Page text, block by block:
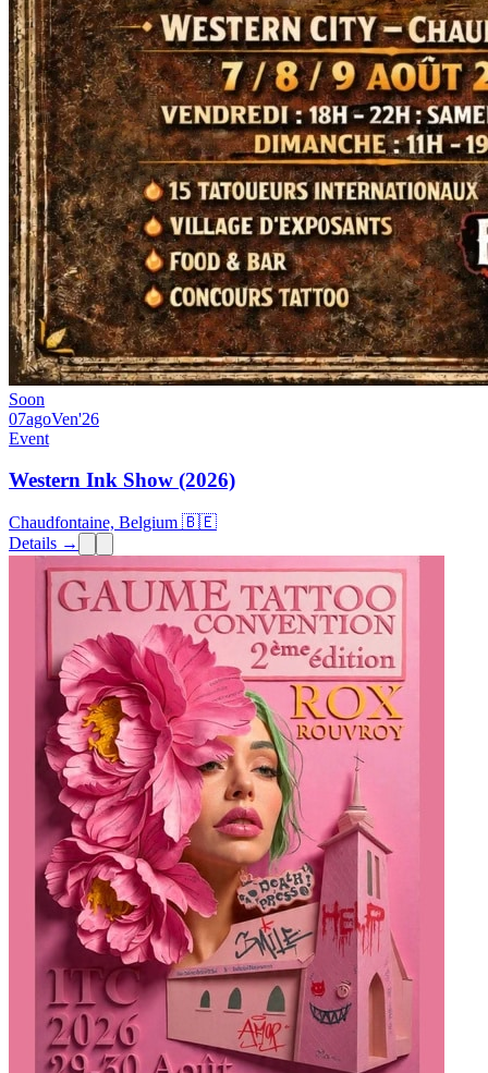
Soon
07agoVen'26
Event
Western Ink Show (2026)
Chaudfontaine, Belgium 🇧🇪
Details →